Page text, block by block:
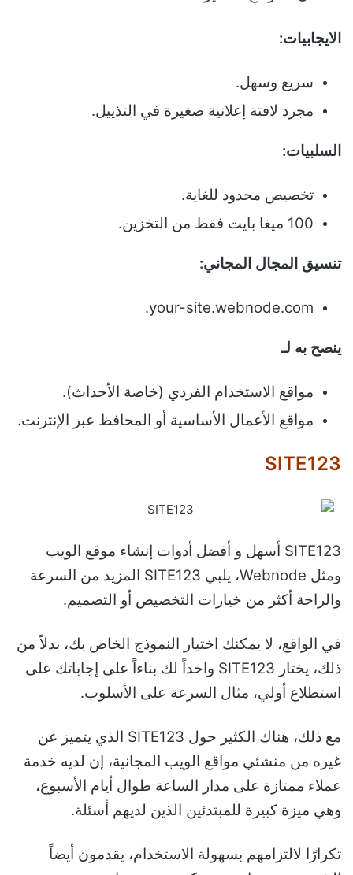
الايجابيات:
سريع وسهل.
مجرد لافتة إعلانية صغيرة في التذييل.
السلبيات:
تخصيص محدود للغاية.
100 ميغا بايت فقط من التخزين.
تنسيق المجال المجاني:
your-site.webnode.com.
ينصح به لـ
مواقع الاستخدام الفردي (خاصة الأحداث).
مواقع الأعمال الأساسية أو المحافظ عبر الإنترنت.
SITE123
SITE123 أسهل و أفضل أدوات إنشاء موقع الويب
ومثل Webnode، يلبي SITE123 المزيد من السرعة
والراحة أكثر من خيارات التخصيص أو التصميم.
في الواقع، لا يمكنك اختيار النموذج الخاص بك، بدلاً من
ذلك، يختار SITE123 واحداً لك بناءاً على إجاباتك على
استطلاع أولي، مثال السرعة على الأسلوب.
مع ذلك، هناك الكثير حول SITE123 الذي يتميز عن
غيره من منشئي مواقع الويب المجانية، إن لديه خدمة
عملاء ممتازة على مدار الساعة طوال أيام الأسبوع،
وهي ميزة كبيرة للمبتدئين الذين لديهم أسئلة.
تكرارًا لالتزامهم بسهولة الاستخدام، يقدمون أيضاً